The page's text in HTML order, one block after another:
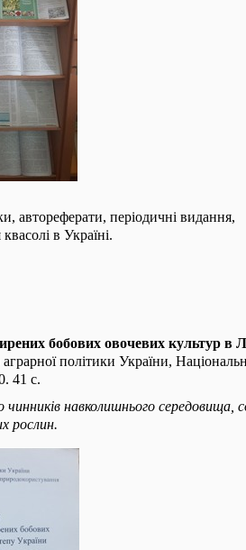
автореферати, періодичні видання,
в Україні.
бобових овочевих культур в
політики України,
41 с.
чинників навколишнього
рослин.